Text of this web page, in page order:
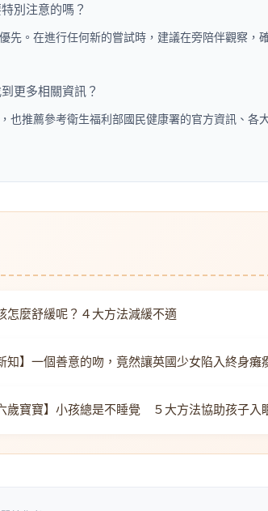
別注意的嗎？
先。在進行任何新的嘗試時，建議在旁陪伴觀察
更多相關資訊？
也推薦參考衛生福利部國民健康署的官方資訊、
怎麼舒緩呢？４大方法減緩不適
知】一個善意的吻，竟然讓英國少女陷入終身癱
歲寶寶】小孩總是不睡覺 ５大方法協助孩子入